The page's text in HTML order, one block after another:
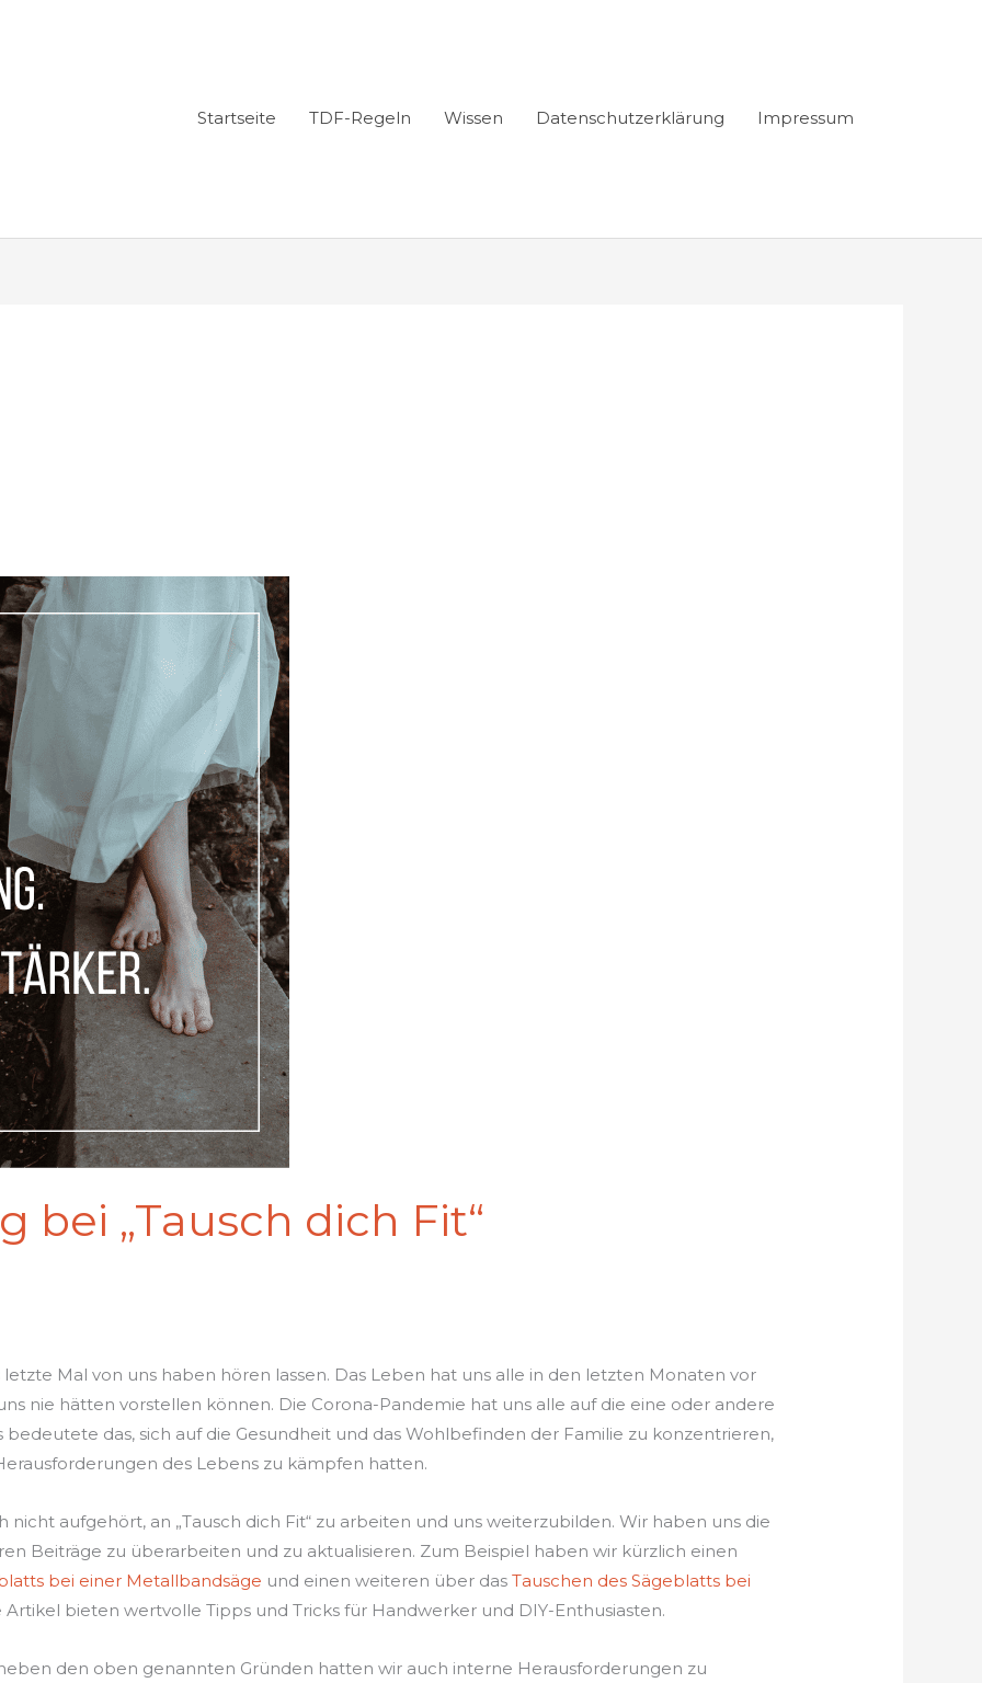
Startseite TDF-Regeln Wissen Datenschutzerklärung Impressum
bei „Tausch dich Fit“
letzte Mal von uns haben hören lassen. Das Leben hat uns alle in den letzten Monaten vor
nie hätten vorstellen können. Die Corona-Pandemie hat uns alle auf die eine oder andere
bedeutete das, sich auf die Gesundheit und das Wohlbefinden der Familie zu konzentrieren,
des Lebens zu kämpfen hatten.
aufgehört, an „Tausch dich Fit“ zu arbeiten und uns weiterzubilden. Wir haben uns die
Beiträge zu überarbeiten und zu aktualisieren. Zum Beispiel haben wir kürzlich einen
bei einer Metallbandsäge und einen weiteren über dasTauschen des Sägeblatts bei
bieten wertvolle Tipps und Tricks für Handwerker und DIY-Enthusiasten.
den oben genannten Gründen hatten wir auch interne Herausforderungen zu